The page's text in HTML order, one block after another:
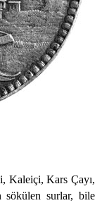
Kaleiçi, Kars Çayı,
sökülen surlar, bile